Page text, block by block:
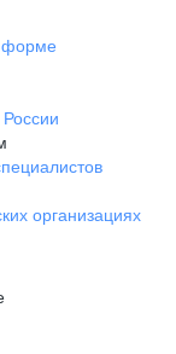
форме
организациях